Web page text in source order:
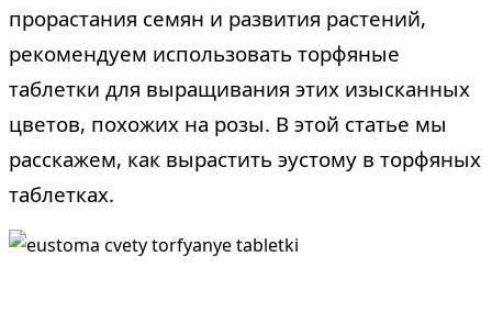
прорастания семян и развития растений,
рекомендуем использовать торфяные
таблетки для выращивания этих изысканных
цветов, похожих на розы. В этой статье мы
расскажем, как вырастить эустому в торфяных
таблетках.